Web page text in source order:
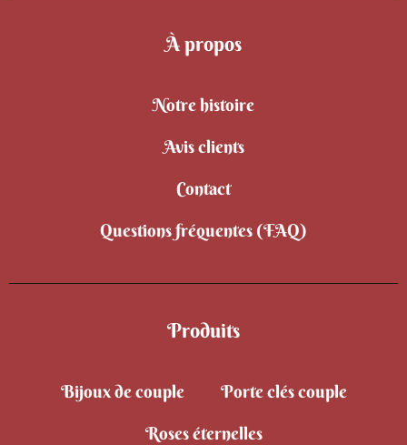
À propos
Notre histoire
Avis clients
Contact
Questions fréquentes (FAQ)
Produits
Bijoux de couple
Porte clés couple
Roses éternelles